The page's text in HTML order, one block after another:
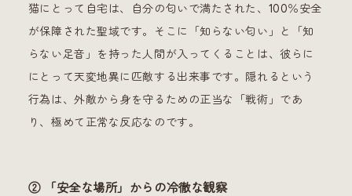
猫にとって自宅は、自分の匂いで満たされた、100％安全
が保障された聖域です。そこに「知らない匂い」と「知
らない足音」を持った人間が入ってくることは、彼らに
にとって天変地異に匹敵する出来事です。隠れるという
行為は、外敵から身を守るための正当な「戦術」であ
り、極めて正常な反応なのです。
② 「安全な場所」からの冷徹な観察